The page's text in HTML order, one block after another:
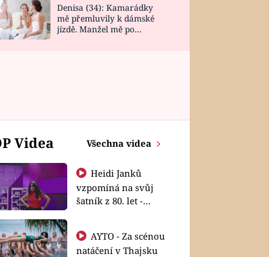
Denisa (34): Kamarádky
mě přemluvily k dámské
jízdě. Manžel mě po
Videa Všechna videa
Heidi Janků
vzpomíná na svůj
šatník z 80. let -
natáčení v Thajsku